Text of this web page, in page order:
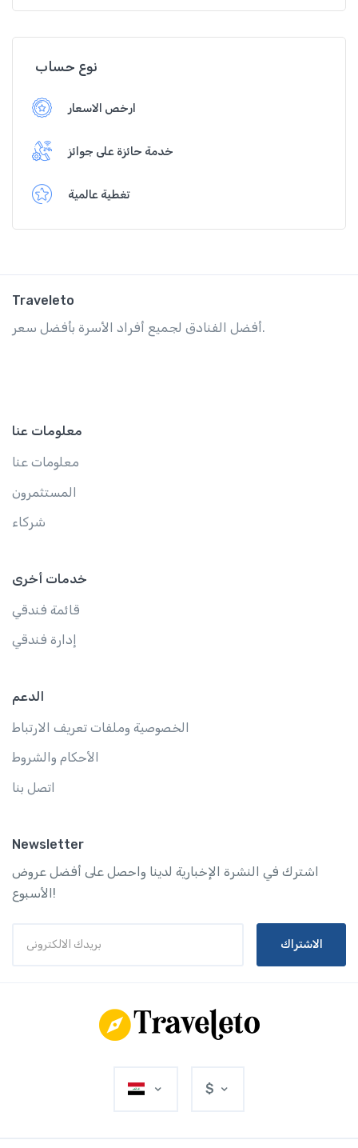
نوع حساب
ارخص الاسعار
خدمة حائزة على جوائز
تغطية عالمية
Traveleto
أفضل الفنادق لجميع أفراد الأسرة بأفضل سعر.
معلومات عنا
معلومات عنا
المستثمرون
شركاء
خدمات أخرى
قائمة فندقي
إدارة فندقي
الدعم
الخصوصية وملفات تعريف الارتباط
الأحكام والشروط
اتصل بنا
Newsletter
اشترك في النشرة الإخبارية لدينا واحصل على أفضل عروض
الأسبوع!
الاشتراك
$